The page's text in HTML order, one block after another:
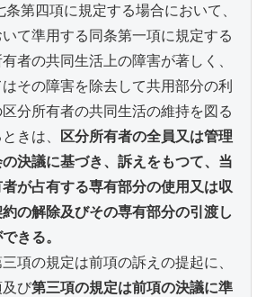
第四項に規定する場合において、
て準用する同条第一項に規定する
者の共同生活上の障害が著しく、
その障害を除去して共用部分の利
分所有者の共同生活の維持を図る
きは、
区分所有者の全員又は管理
決議に基づき、訴えをもつて、当
が占有する専有部分の使用又は収
の解除及びその専有部分の引渡し
きる。
項の規定は前項の訴えの提起に、
び第三項の規定は前項の決議に準